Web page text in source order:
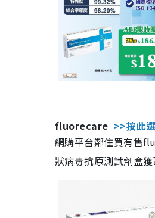
fluorecare >>按此
網購平台鄰住買有售
狀病毒抗原測試劑盒